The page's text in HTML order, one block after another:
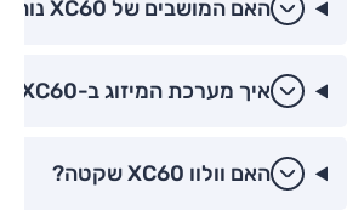
האם המושבים של XC60 נוחים?
איך מערכת המיזוג ב-XC60?
האם וולוו XC60 שקטה?